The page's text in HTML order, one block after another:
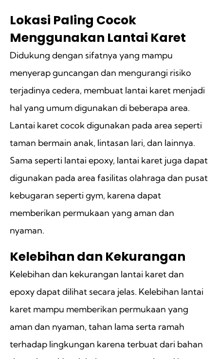
Lokasi Paling Cocok
Menggunakan Lantai Karet
Didukung dengan sifatnya yang mampu
menyerap guncangan dan mengurangi risiko
terjadinya cedera, membuat lantai karet menjadi
hal yang umum digunakan di beberapa area.
Lantai karet cocok digunakan pada area seperti
taman bermain anak, lintasan lari, dan lainnya.
Sama seperti lantai epoxy, lantai karet juga dapat
digunakan pada area fasilitas olahraga dan pusat
kebugaran seperti gym, karena dapat
memberikan permukaan yang aman dan
nyaman.
Kelebihan dan Kekurangan
Kelebihan dan kekurangan lantai karet dan
epoxy dapat dilihat secara jelas. Kelebihan lantai
karet mampu memberikan permukaan yang
aman dan nyaman, tahan lama serta ramah
terhadap lingkungan karena terbuat dari bahan